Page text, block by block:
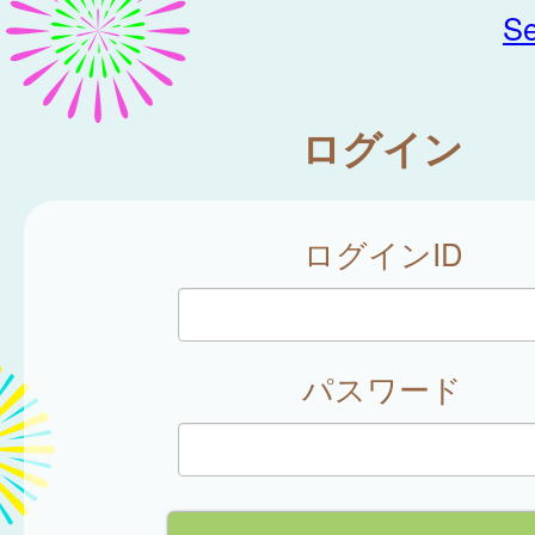
ログイン
ログインID
パスワード